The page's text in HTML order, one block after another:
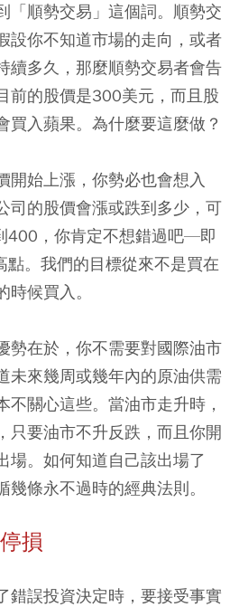
「順勢交易」這個詞。順勢交
設你不知道市場的走向，或者
續多久，那麼順勢交易者會告
前的股價是300美元，而且股
買入蘋果。為什麼要這麼做？
開始上漲，你勢必也會想入
司的股價會漲或跌到多少，可
400，你肯定不想錯過吧—即
。我們的目標從來不是買在
候買入。
勢在於，你不需要對國際油市
未來幾周或幾年內的原油供需
不關心這些。當油市走升時，
只要油市不升反跌，而且你開
場。如何知道自己該出場了
條永不過時的經典法則。
損
錯誤投資決定時，要接受事實